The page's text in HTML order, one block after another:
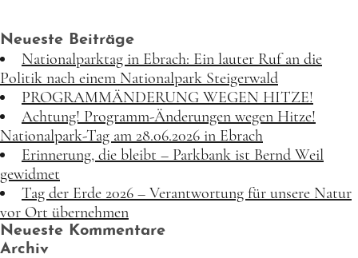
Neueste Beiträge
Nationalparktag in Ebrach: Ein lauter Ruf an die
Politik nach einem Nationalpark Steigerwald
PROGRAMMÄNDERUNG WEGEN HITZE!
Achtung! Programm-Änderungen wegen Hitze!
Nationalpark-Tag am 28.06.2026 in Ebrach
Erinnerung, die bleibt – Parkbank ist Bernd Weil
gewidmet
Tag der Erde 2026 – Verantwortung für unsere Natur
vor Ort übernehmen
Neueste Kommentare
Archiv